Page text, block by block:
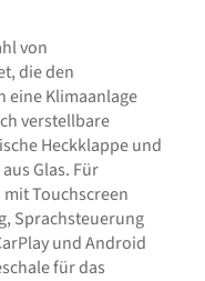
von
die den
eine Klimaanlage
verstellbare
Heckklappe und
Glas. Für
Touchscreen
Sprachsteuerung
und Android
für das